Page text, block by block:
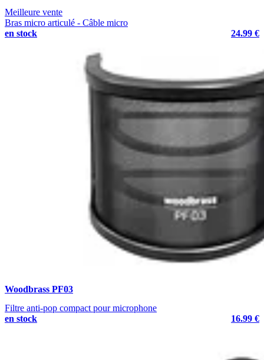
Meilleure vente
Bras micro articulé - Câble micro
en stock
24.99 €
Woodbrass PF03
Filtre anti-pop compact pour microphone
en stock
16.99 €